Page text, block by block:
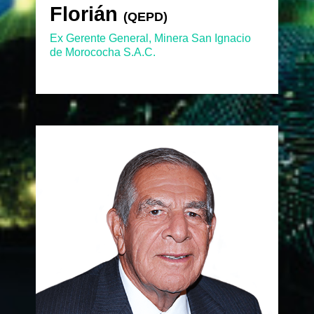
Florián (QEPD)
Ex Gerente General, Minera San Ignacio
de Morococha S.A.C.
Florián (QEPD)